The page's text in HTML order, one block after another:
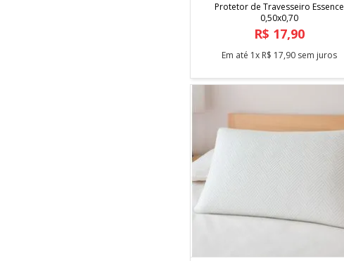
Protetor de Travesseiro Essence
0,50x0,70
R$ 17,90
Em até 1x R$ 17,90sem juros